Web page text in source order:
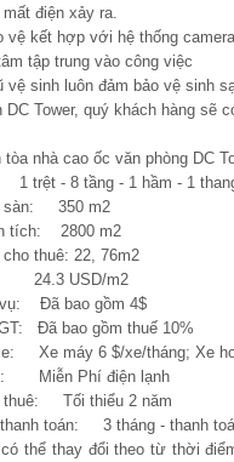
điện xảy ra.
vệ kết hợp với hệ thống
tập trung vào công việc
vệ sinh luôn đảm bảo vệ sinh
DC Tower, quý khách hàng sẽ
tòa nhà cao ốc văn phòng DC
trệt - 8 tầng - 1 hầm - 1
sàn: 350 m2
tích: 2800 m2
thuê: 22, 76m2
24.3 USD/m2
Đã bao gồm 4$
Đã bao gồm thuế 10%
Xe máy 6 $/xe/tháng; Xe
Miễn Phí điện lạnh
thuê: Tối thiểu 2 năm
toán: 3 tháng - thanh
thể thay đổi theo từ thời